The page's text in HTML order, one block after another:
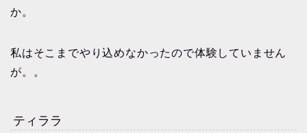
か。
私はそこまでやり込めなかったので体験していません
が。。
ティララ